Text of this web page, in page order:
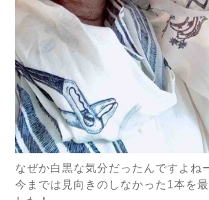
なぜか白黒な気分だったんですよね
今までは見向きのしなかった1本を